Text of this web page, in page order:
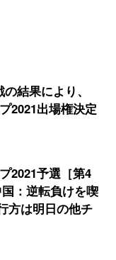
結果により、
2021出場権決定
2021予選［第4
：逆転負けを喫
方は明日の他チ